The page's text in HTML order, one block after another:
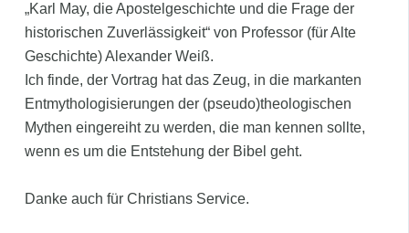
„Karl May, die Apostelgeschichte und die Frage der
historischen Zuverlässigkeit“ von Professor (für Alte
Geschichte) Alexander Weiß.
Ich finde, der Vortrag hat das Zeug, in die markanten
Entmythologisierungen der (pseudo)theologischen
Mythen eingereiht zu werden, die man kennen sollte,
wenn es um die Entstehung der Bibel geht.
Danke auch für Christians Service.